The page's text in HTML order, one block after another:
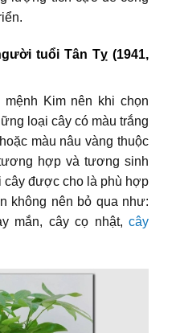
tuổi Tân Tỵ (1941,
Kim nên khi chọn
loại cây có màu trắng
màu nâu vàng thuộc
hợp và tương sinh
được cho là phù hợp
không nên bỏ qua như:
mắn, cây cọ nhật, cây